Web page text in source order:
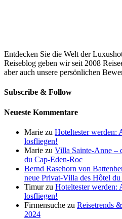
Entdecken Sie die Welt der
Reiseblog geben wir seit 2008
aber auch unsere persönlichen
Subscribe & Follow
Neueste Kommentare
Marie zu Hoteltester werden:
losfliegen!
Marie zu Villa Sainte-Anne –
du Cap-Eden-Roc
Bernd Rasehorn von
neue Privat-Villa des Hôtel
Timurzu Hoteltester werden:
losfliegen!
Firmensuche zu Reisetrends
2024